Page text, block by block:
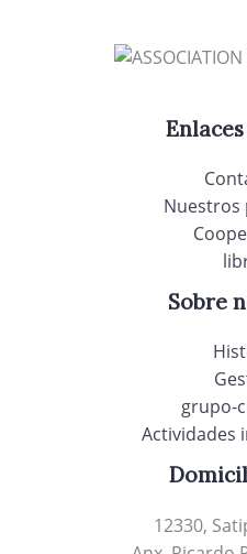
Nuestros
Sobre
grupo-
Actividades
12330,